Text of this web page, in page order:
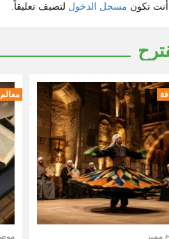
تكون مسجل الدخول لتضيف تعليقاً.
مميز